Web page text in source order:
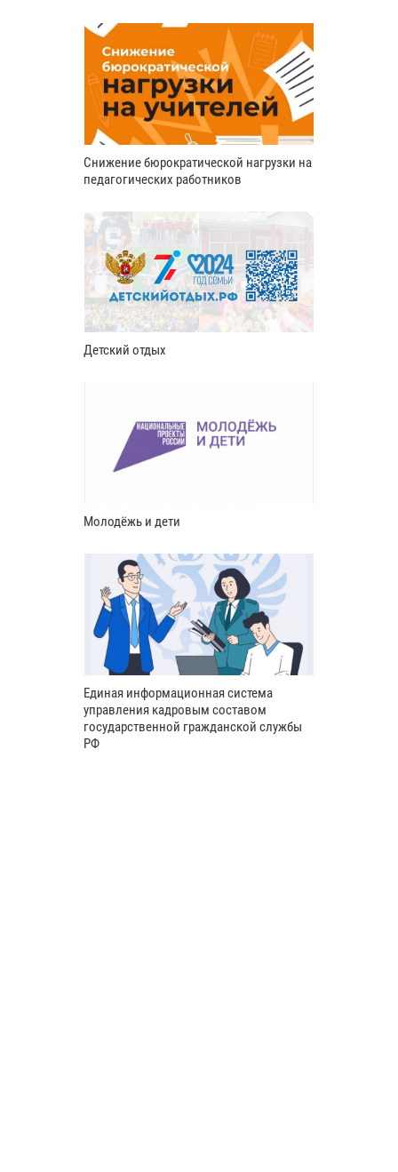
Снижение бюрократической нагрузки на
педагогических работников
Детский отдых
Молодёжь и дети
Единая информационная система
управления кадровым составом
государственной гражданской службы
РФ